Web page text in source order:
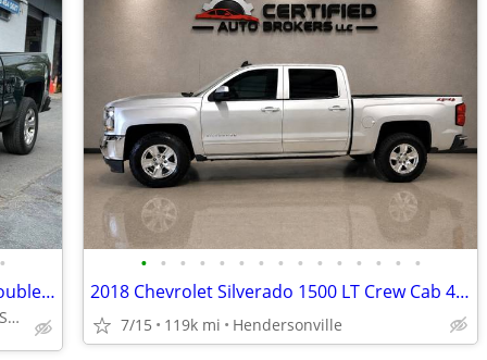
2014 Chevrolet Silverado 1500 LT 4dr Double Cab 6.5 ft. SB
CRYSTAL AUTO SALES ~ NASHVILLE
• • • • • • • • • • • • • • •
2018 Chevrolet Silverado 1500 LT Crew Cab 4x4
7/15 119k mi Hendersonville